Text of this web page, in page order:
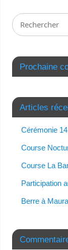
Prochaine
Articles
Cérémonie
Course
Course La
Participation
Berre à